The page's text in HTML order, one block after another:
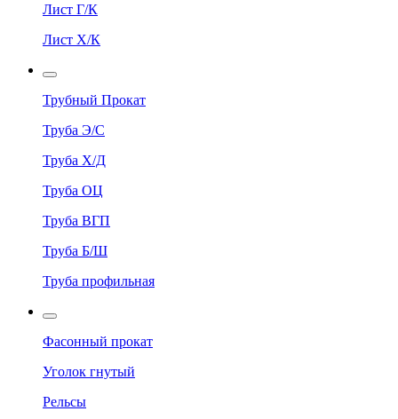
Лист Г/К
Лист Х/К
Трубный Прокат
Труба Э/С
Труба Х/Д
Труба ОЦ
Труба ВГП
Труба Б/Ш
Труба профильная
Фасонный прокат
Уголок гнутый
Рельсы